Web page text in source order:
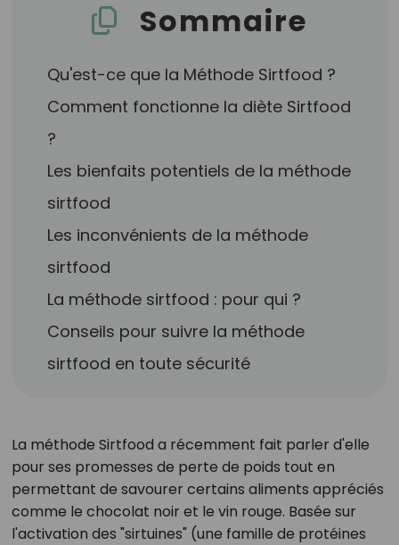
Sommaire
Qu'est-ce que la Méthode Sirtfood ?
Comment fonctionne la diète Sirtfood
?
Les bienfaits potentiels de la méthode
sirtfood
Les inconvénients de la méthode
sirtfood
La méthode sirtfood : pour qui ?
Conseils pour suivre la méthode
sirtfood en toute sécurité
La méthode Sirtfood a récemment fait parler d'elle
pour ses promesses de perte de poids tout en
permettant de savourer certains aliments appréciés
comme le chocolat noir et le vin rouge. Basée sur
l'activation des "sirtuines" (une famille de protéines